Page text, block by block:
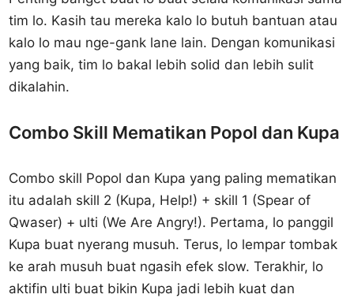
tim lo. Kasih tau mereka kalo lo butuh bantuan atau
kalo lo mau nge-gank lane lain. Dengan komunikasi
yang baik, tim lo bakal lebih solid dan lebih sulit
dikalahin.
Combo Skill Mematikan Popol dan Kupa
Combo skill Popol dan Kupa yang paling mematikan
itu adalah skill 2 (Kupa, Help!) + skill 1 (Spear of
Qwaser) + ulti (We Are Angry!). Pertama, lo panggil
Kupa buat nyerang musuh. Terus, lo lempar tombak
ke arah musuh buat ngasih efek slow. Terakhir, lo
aktifin ulti buat bikin Kupa jadi lebih kuat dan